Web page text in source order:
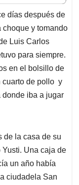
días después de
choque y tomando
Luis Carlos
para siempre.
en el bolsillo de
cuarto de pollo y
donde iba a jugar
de la casa de su
Una caja de
un año había
ciudadela San